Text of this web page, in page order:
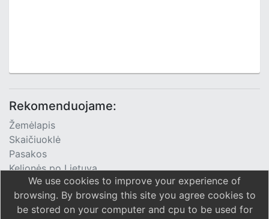
Rekomenduojame:
Žemėlapis
Skaičiuoklė
Pasakos
Kelionės po Lietuvą
TV Programa
We use cookies to improve your experience of
browsing. By browsing this site you agree cookies to
be stored on your computer and cpu to be used for